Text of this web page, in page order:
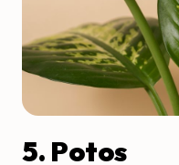
5. Potos